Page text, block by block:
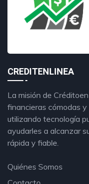
CREDITENLINEA
La misión de
financieras cómodas y
utilizando tecnología
ayudarles a alcanzar
rápida y fiable.
Quiénes Somos